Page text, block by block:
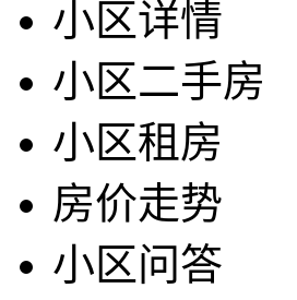
小区详情
小区二手房
小区租房
房价走势
小区问答